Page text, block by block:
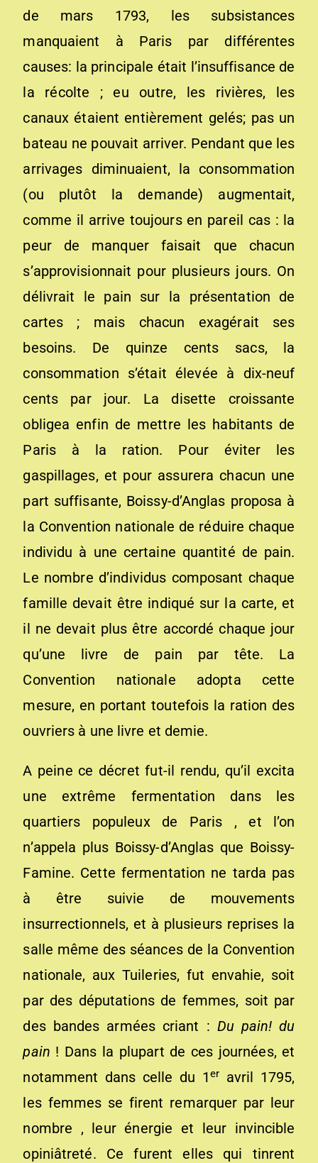
de mars 1793, les subsistances
manquaient à Paris par différentes
causes: la principale était l’insuffisance de
la récolte ; eu outre, les rivières, les
canaux étaient entièrement gelés; pas un
bateau ne pouvait arriver. Pendant que les
arrivages diminuaient, la consommation
(ou plutôt la demande) augmentait,
comme il arrive toujours en pareil cas : la
peur de manquer faisait que chacun
s’approvisionnait pour plusieurs jours. On
délivrait le pain sur la présentation de
cartes ; mais chacun exagérait ses
besoins. De quinze cents sacs, la
consommation s’était élevée à dix-neuf
cents par jour. La disette croissante
obligea enfin de mettre les habitants de
Paris à la ration. Pour éviter les
gaspillages, et pour assurera chacun une
part suffisante, Boissy-d’Anglas proposa à
la Convention nationale de réduire chaque
individu à une certaine quantité de pain.
Le nombre d’individus composant chaque
famille devait être indiqué sur la carte, et
il ne devait plus être accordé chaque jour
qu’une livre de pain par tête. La
Convention nationale adopta cette
mesure, en portant toutefois la ration des
ouvriers à une livre et demie.
A peine ce décret fut-il rendu, qu’il excita
une extrême fermentation dans les
quartiers populeux de Paris , et l’on
n’appela plus Boissy-d’Anglas que Boissy-
Famine. Cette fermentation ne tarda pas
à être suivie de mouvements
insurrectionnels, et à plusieurs reprises la
salle même des séances de la Convention
nationale, aux Tuileries, fut envahie, soit
par des députations de femmes, soit par
des bandes armées criant : Du pain! du
pain ! Dans la plupart de ces journées, et
notamment dans celle du 1er
avril 1795,
les femmes se firent remarquer par leur
nombre , leur énergie et leur invincible
opiniâtreté. Ce furent elles qui tinrent